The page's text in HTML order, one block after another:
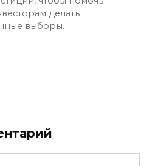
делать
выборы.